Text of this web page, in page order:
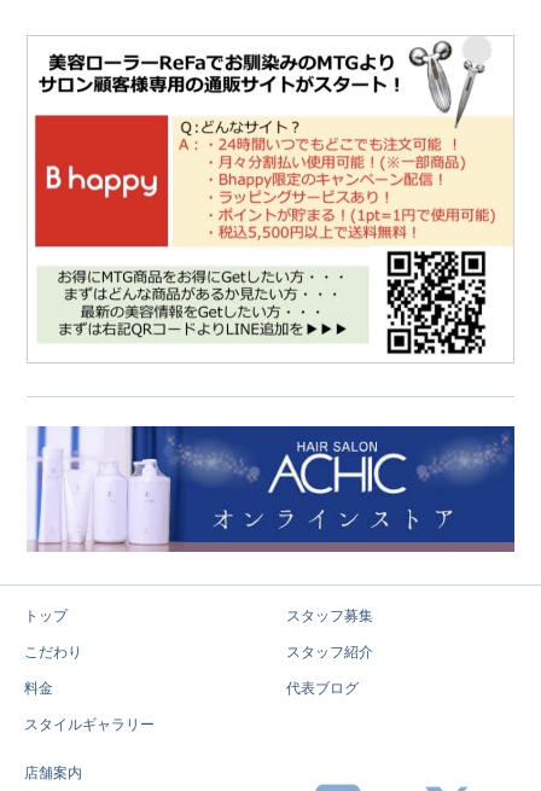
トップ
こだわり
料金
スタイルギャラリー
スタッフ募集
スタッフ紹介
代表ブログ
店舗案内